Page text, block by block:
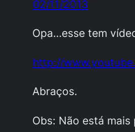
02/11/2013
Opa…esse tem
http://
Abraços.
Obs: Não está